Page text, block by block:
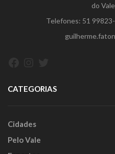
do
Telefones: 51
CATEGORIAS
Cidades
Pelo Vale